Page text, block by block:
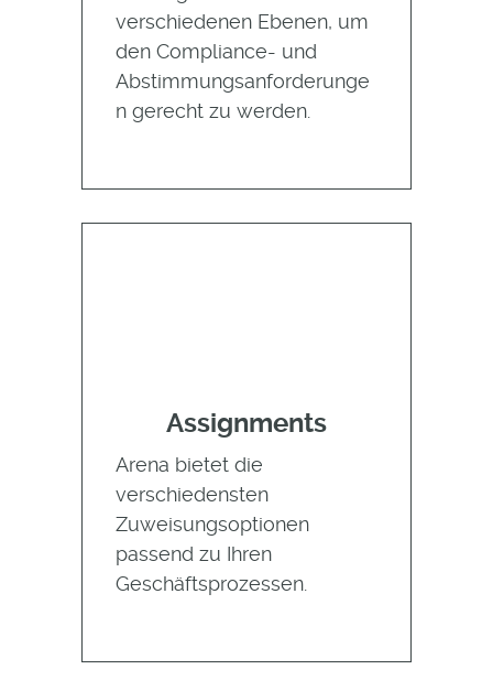
verschiedenen Ebenen, um
den Compliance- und
Abstimmungsanforderunge
n gerecht zu werden.
Assignments
Arena bietet die
verschiedensten
Zuweisungsoptionen
passend zu Ihren
Geschäftsprozessen.